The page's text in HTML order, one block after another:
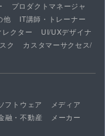
プロダクトマネージャ
他
IT講師・トレーナー
クター
UI/UXデザイナ
ク
カスタマーサクセス/
フトウェア
メディア
融・不動産
メーカー